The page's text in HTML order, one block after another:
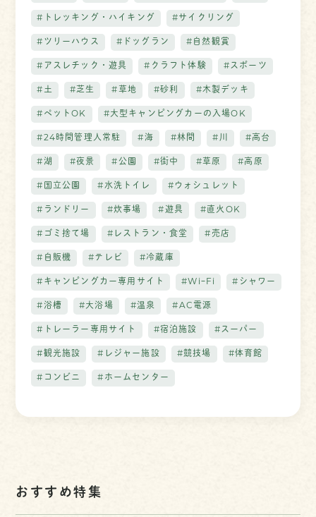
#トレッキング・ハイキング #サイクリング
#ツリーハウス #ドッグラン #自然観賞
#アスレチック・遊具 #クラフト体験 #スポーツ
#土 #芝生 #草地 #砂利 #木製デッキ
#ペットOK #大型キャンピングカーの入場OK
#24時間管理人常駐 #海 #林間 #川 #高台
#湖 #夜景 #公園 #街中 #草原 #高原
#国立公園 #水洗トイレ #ウォシュレット
#ランドリー #炊事場 #遊具 #直火OK
#ゴミ捨て場 #レストラン・食堂 #売店
#自販機 #テレビ #冷蔵庫
#キャンピングカー専用サイト #WiｰFi #シャワー
#浴槽 #大浴場 #温泉 #AC電源
#トレーラー専用サイト #宿泊施設 #スーパー
#観光施設 #レジャー施設 #競技場 #体育館
#コンビニ #ホームセンター
おすすめ特集